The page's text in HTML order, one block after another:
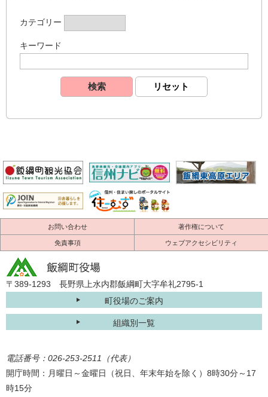
カテゴリー
キーワード
お問い合わせ 著作権について
免責事項 ウェブアクセシビリティ
〒389-1293 長野県上水内郡飯綱町大字牟礼2795-1
町役場のご案内
組織別一覧
電話番号：026-253-2511（代表）
開庁時間：月曜日～金曜日（祝日、年末年始を除く）8時30分～17
時15分